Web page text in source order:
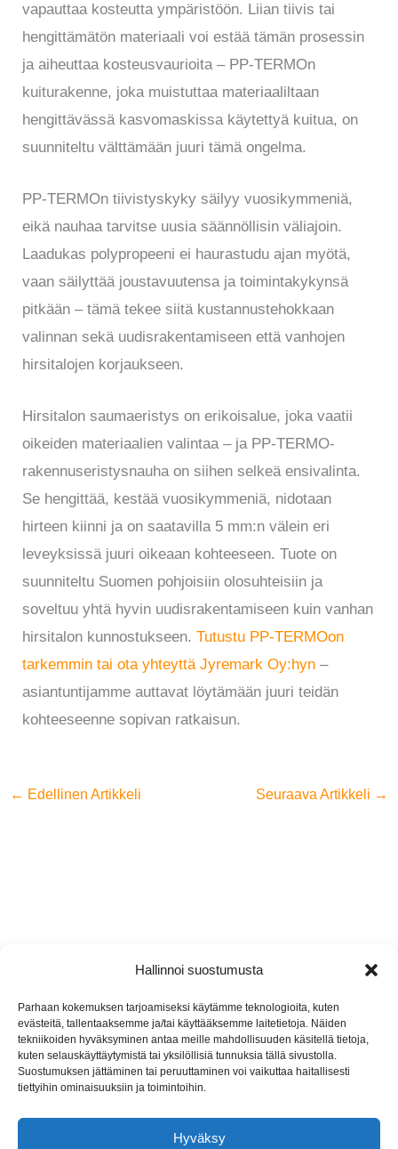
Hallinnoi suostumusta
Parhaan kokemuksen tarjoamiseksi käytämme teknologioita, kuten
evästeitä, tallentaaksemme ja/tai käyttääksemme laitetietoja. Näiden
tekniikoiden hyväksyminen antaa meille mahdollisuuden käsitellä tietoja,
kuten selauskäyttäytymistä tai yksilöllisiä tunnuksia tällä sivustolla.
Suostumuksen jättäminen tai peruuttaminen voi vaikuttaa haitallisesti
tiettyihin ominaisuuksiin ja toimintoihin.
Hyväksy
vapauttaa kosteutta ympäristöön. Liian tiivis tai
hengittämätön materiaali voi estää tämän prosessin
ja aiheuttaa kosteusvaurioita – PP-TERMOn
kuiturakenne, joka muistuttaa materiaaliltaan
hengittävässä kasvomaskissa käytettyä kuitua, on
suunniteltu välttämään juuri tämä ongelma.
PP-TERMOn tiivistyskyky säilyy vuosikymmeniä,
eikä nauhaa tarvitse uusia säännöllisin väliajoin.
Laadukas polypropeeni ei haurastudu ajan myötä,
vaan säilyttää joustavuutensa ja toimintakykynsä
pitkään – tämä tekee siitä kustannustehokkaan
valinnan sekä uudisrakentamiseen että vanhojen
hirsitalojen korjaukseen.
Hirsitalon saumaeristys on erikoisalue, joka vaatii
oikeiden materiaalien valintaa – ja PP-TERMO-
rakennuseristysnauha on siihen selkeä ensivalinta.
Se hengittää, kestää vuosikymmeniä, nidotaan
hirteen kiinni ja on saatavilla 5 mm:n välein eri
leveyksissä juuri oikeaan kohteeseen. Tuote on
suunniteltu Suomen pohjoisiin olosuhteisiin ja
soveltuu yhtä hyvin uudisrakentamiseen kuin vanhan
hirsitalon kunnostukseen.Tutustu PP-TERMOon
tarkemmin tai ota yhteyttä Jyremark Oy:hyn –
asiantuntijamme auttavat löytämään juuri teidän
kohteeseenne sopivan ratkaisun.
← Edellinen Artikkeli Seuraava Artikkeli →
Jyremark Oy
Jämsänkoskentie 2, 42440 Koskenpää
(014) 767 130
info@jyremark.fi